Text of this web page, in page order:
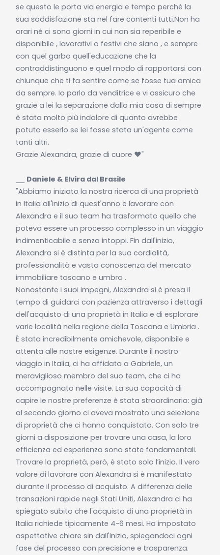
se questo le porta via energia e tempo perché la
sua soddisfazione sta nel fare contenti tutti.Non ha
orari né ci sono giorni in cui non sia reperibile e
disponibile , lavorativi o festivi che siano , e sempre
con quel garbo quell'educazione che la
contraddistinguono e quel modo di rapportarsi con
chiunque che ti fa sentire come se fosse tua amica
da sempre. Io parlo da venditrice e vi assicuro che
grazie a lei la separazione dalla mia casa di sempre
è stata molto più indolore di quanto avrebbe
potuto esserlo se lei fosse stata un'agente come
tanti altri.
Grazie Alexandra, grazie di cuore ❤️"
Daniele & Elvira dal Brasile
"Abbiamo iniziato la nostra ricerca di una proprietà
in Italia all'inizio di quest'anno e lavorare con
Alexandra e il suo team ha trasformato quello che
poteva essere un processo complesso in un viaggio
indimenticabile e senza intoppi. Fin dall'inizio,
Alexandra si è distinta per la sua cordialità,
professionalità e vasta conoscenza del mercato
immobiliare toscano e umbro .
Nonostante i suoi impegni, Alexandra si è presa il
tempo di guidarci con pazienza attraverso i dettagli
dell'acquisto di una proprietà in Italia e di esplorare
varie località nella regione della Toscana e Umbria .
È stata incredibilmente amichevole, disponibile e
attenta alle nostre esigenze. Durante il nostro
viaggio in Italia, ci ha affidato a Gabriele, un
meraviglioso membro del suo team, che ci ha
accompagnato nelle visite. La sua capacità di
capire le nostre preferenze è stata straordinaria: già
al secondo giorno ci aveva mostrato una selezione
di proprietà che ci hanno conquistato. Con solo tre
giorni a disposizione per trovare una casa, la loro
efficienza ed esperienza sono state fondamentali.
Trovare la proprietà, però, è stato solo l’inizio. Il vero
valore di lavorare con Alexandra si è manifestato
durante il processo di acquisto. A differenza delle
transazioni rapide negli Stati Uniti, Alexandra ci ha
spiegato subito che l'acquisto di una proprietà in
Italia richiede tipicamente 4-6 mesi. Ha impostato
aspettative chiare sin dall'inizio, spiegandoci ogni
fase del processo con precisione e trasparenza.